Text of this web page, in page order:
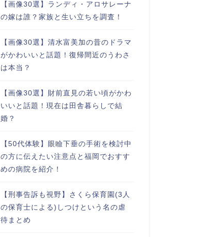
【画像30選】ランディ・アロサレーナ
の嫁は誰？家族と生い立ちを調査！
【画像30選】清水富美加の昔のドラマ
がかわいいと話題！復帰間近のうわさ
は本当？
【画像30選】財前直見の若い頃がかわ
いいと話題！現在は田舎暮らしで結
婚？
【50代体験】眼瞼下垂の手術を検討中
の方に伝えたい注意点と福岡でおすす
めの病院を紹介！
【刑事告訴も視野】さくら保育園(3人
の保育士による)しつけという名の虐
待まとめ